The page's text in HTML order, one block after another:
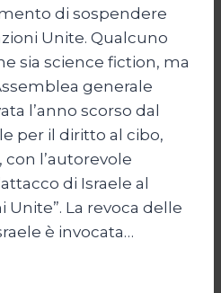
di sospendere
Unite. Qualcuno
sia science fiction, ma
generale
l’anno scorso dal
per il diritto al cibo,
con l’autorevole
di Israele al
Unite”. La revoca delle
è invocata…